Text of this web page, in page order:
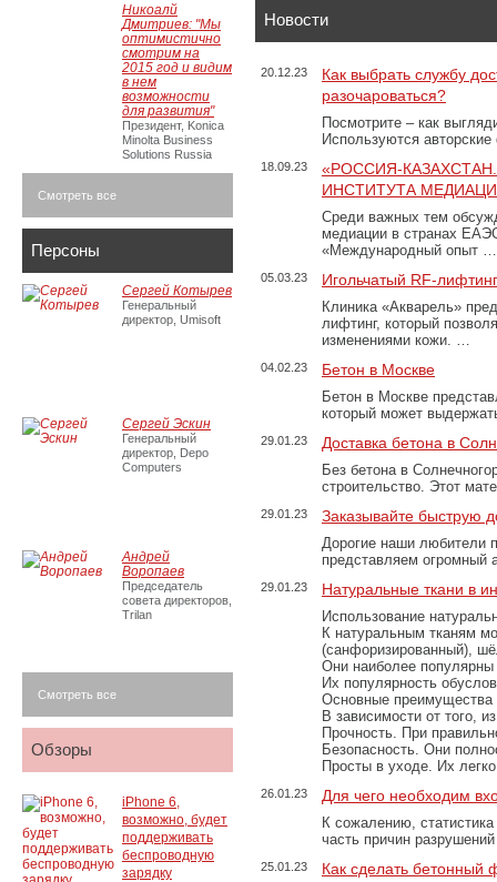
Новости
20.12.23
Как выбрать службу
разочароваться?
Посмотрите – как
Используются
18.09.23
«РОССИЯ-
ИНСТИТУТА
Среди важных тем
медиации в странах
«Международный опыт …
05.03.23 Игольчатый RF-
Клиника «Акварель»
лифтинг, который
изменениями кожи. …
04.02.23 Бетон в Москве
Бетон в Москве
который может
29.01.23 Доставка бетона в
Без бетона в
строительство. Этот
29.01.23 Заказывайте быструю
Дорогие наши любители
представляем огромный
29.01.23 Натуральные ткани в
Использование
К натуральным тканям
(санфоризированный),
Они наиболее популярны
Их популярность
Основные преимущества
В зависимости от того,
Прочность. При
Безопасность. Они
Просты в уходе. Их
26.01.23 Для чего необходим
К сожалению,
часть причин
25.01.23 Как сделать бетонный
Никоалй
Дмитриев: "Мы
оптимистично
смотрим на
2015 год и видим
в нем
возможности
для развития"
Президент, Konica
Minolta Business
Solutions Russia
Смотреть все
Персоны
Сергей Котырев
Генеральный
директор, Umisoft
Сергей Эскин
Генеральный
директор, Depo
Computers
Андрей
Воропаев
Председатель
совета директоров,
Trilan
Смотреть все
Обзоры
iPhone 6,
возможно, будет
поддерживать
беспроводную
зарядку